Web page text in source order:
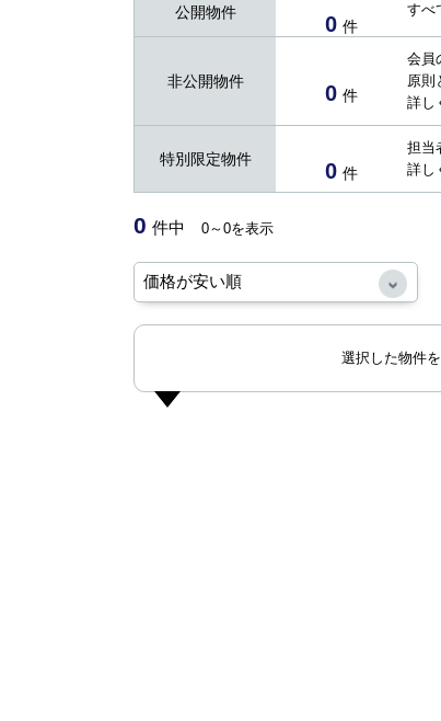
公開物件 0 件
すべ
非公開物件 0 件
会員
原則
詳し
特別限定物件 0 件
担当
詳し
0 件中 0～0を表示
選択した物件